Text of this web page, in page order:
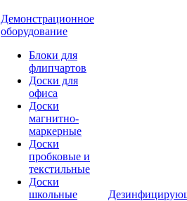
Демонстрационное
оборудование
Блоки для
флипчартов
Доски для
офиса
Доски
магнитно-
маркерные
Доски
пробковые и
текстильные
Доски
школьные